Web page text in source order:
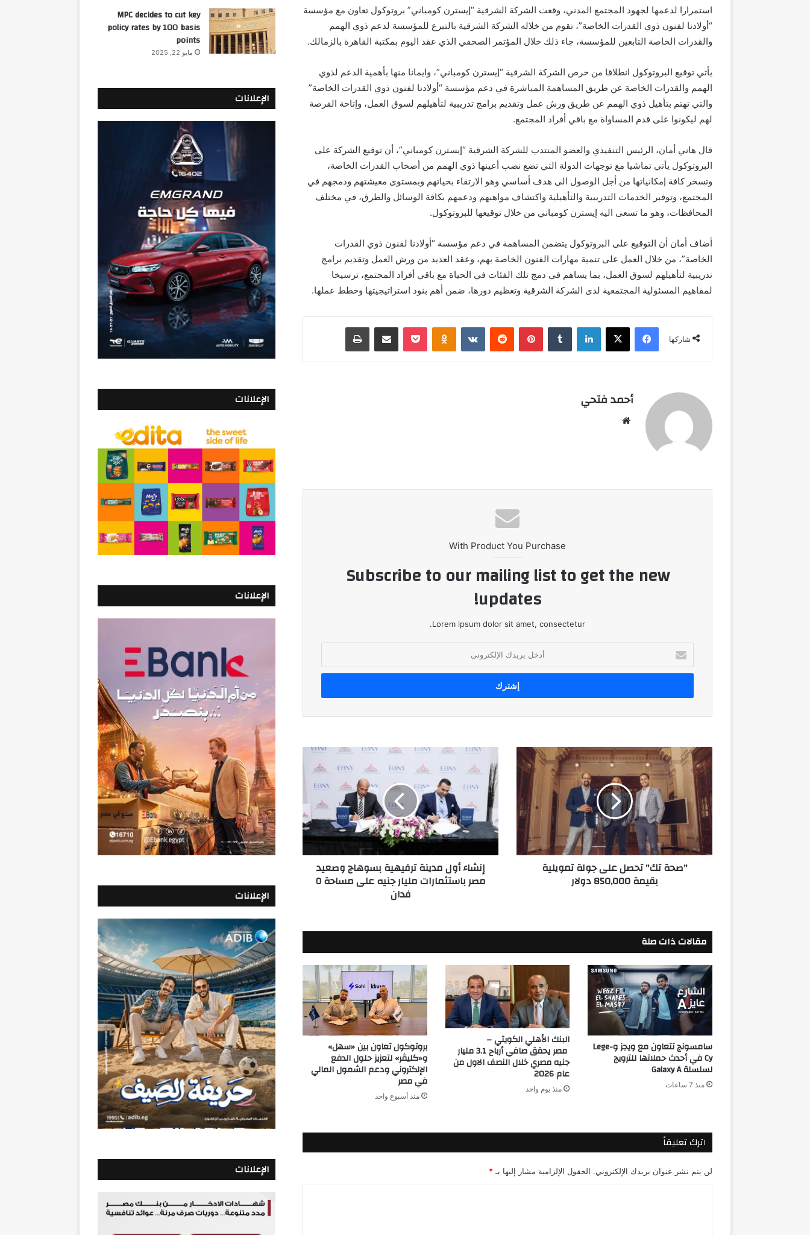
استمرارا لدعمها لجهود المجتمع المدني، وقعت الشركة الشرقية “إيسترن كومباني” بروتوكول تعاون مع مؤسسة
“أولادنا لفنون ذوي القدرات الخاصة”، تقوم من خلاله الشركة الشرقية بالتبرع للمؤسسة لدعم ذوي الهمم
والقدرات الخاصة التابعين للمؤسسة، جاء ذلك خلال المؤتمر الصحفي الذي عقد اليوم بمكتبة القاهرة بالزمالك.
يأتي توقيع البروتوكول انطلاقا من حرص الشركة الشرقية “إيسترن كومباني”، وايمانا منها بأهمية الدعم لذوي
الهمم والقدرات الخاصة عن طريق المساهمة المباشرة في دعم مؤسسة “أولادنا لفنون ذوي القدرات الخاصة”
والتي تهتم بتأهيل ذوي الهمم عن طريق ورش عمل وتقديم برامج تدريبية لتأهيلهم لسوق العمل، وإتاحة الفرصة
لهم ليكونوا على قدم المساواة مع باقي أفراد المجتمع.
قال هاني أمان، الرئيس التنفيذي والعضو المنتدب للشركة الشرقية “إيسترن كومباني”، أن توقيع الشركة على
البروتوكول يأتي تماشيا مع توجهات الدولة التي تضع نصب أعينها ذوي الهمم من أصحاب القدرات الخاصة،
وتسخر كافة إمكانياتها من أجل الوصول الى هدف أساسي وهو الارتقاء بحياتهم وبمستوى معيشتهم ودمجهم في
المجتمع، وتوفير الخدمات التدريبية والتأهيلية واكتشاف مواهبهم ودعمهم بكافة الوسائل والطرق، في مختلف
المحافظات، وهو ما تسعى اليه إيسترن كومباني من خلال توقيعها للبروتوكول.
أضاف أمان أن التوقيع على البروتوكول يتضمن المساهمة في دعم مؤسسة “أولادنا لفنون ذوي القدرات
الخاصة”، من خلال العمل على تنمية مهارات الفنون الخاصة بهم، وعقد العديد من ورش العمل وتقديم برامج
تدريبية لتأهيلهم لسوق العمل، بما يساهم في دمج تلك الفئات في الحياة مع باقي أفراد المجتمع، ترسيخا
لمفاهيم المسئولية المجتمعية لدى الشركة الشرقية وتعظيم دورها، ضمن أهم بنود استراتيجيتها وخطط عملها.
شاركها
فيسبوك ‫X لينكدإن بينتيريست Odnoklassniki
‫Pocket مشاركة عبر البريد طباعة
أحمد فتحي
With Product You Purchase
Subscribe to our mailing list to get the new
updates!
Lorem ipsum dolor sit amet, consectetur.
بريدك
الإلكتروني
"صحة
تك"
تحصل
على
جولة
تمويلية
بقيمة
850,000
دولار
"صحة تك" تحصل على جولة تمويلية
بقيمة 850,000 دولار
أول
مدينة
ترفيهية
بسوهاج
وصعيد
مصر
باستثمارات
مليار
إنشاء أول مدينة ترفيهية بسوهاج وصعيد
مصر باستثمارات مليار جنيه على مساحة ٥
فدان
مقالات ذات صلة
سامسونج تتعاون مع ويجز وLege-
Cy في أحدث حملاتها للترويج
لسلسلة Galaxy A
منذ 7 ساعات
البنك الأهلي الكويتي –
مصر يحقق صافي أرباح 3.1 مليار
جنيه مصري خلال النصف الاول من
عام 2026
منذ يوم واحد
بروتوكول تعاون بين «سهل»
و«كليڤر» لتعزيز حلول الدفع
الإلكتروني ودعم الشمول المالي
في مصر
منذ أسبوع واحد
اترك تعليقاً
لن يتم نشر عنوان بريدك الإلكتروني. الحقول الإلزامية مشار إليها بـ *
MPC decides to cut key
policy rates by 100 basis
points
مايو 22, 2025
الإعلانات
الإعلانات
الإعلانات
الإعلانات
الإعلانات